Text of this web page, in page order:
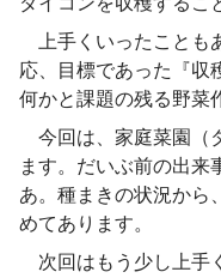
上手くいったことも
応、目標であった『収
何かと課題の残る野菜
今回は、家庭菜園（
ます。だいぶ前の出来
あ。種まきの状況から
めてあります。
次回はもう少し上手